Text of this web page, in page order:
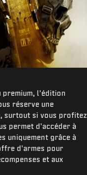
premium, l'édition
réserve une
surtout si vous profitez
permet d'accéder à
uniquement grâce à
d'armes pour
et aux